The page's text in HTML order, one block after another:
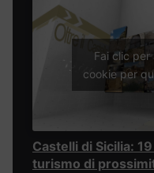
Fai clic
cookie per
Castelli di Sicilia:
turismo di